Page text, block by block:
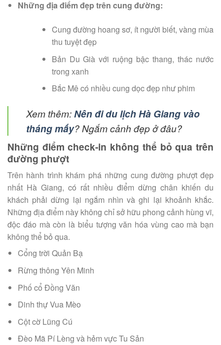
Những địa điểm đẹp trên cung đường:
Cung đường hoang sơ, ít người biết, vàng mùa
thu tuyệt đẹp
Bản Du Già với ruộng bậc thang, thác nước
trong xanh
Bắc Mê có nhiều cung dọc đẹp như phim
Xem thêm:Nên đi du lịch Hà Giang vào
tháng mấy? Ngắm cảnh đẹp ở đâu?
Những điểm check-in không thể bỏ qua trên
đường phượt
Trên hành trình khám phá những cung đường phượt đẹp
nhất Hà Giang, có rất nhiều điểm dừng chân khiến du
khách phải dừng lại ngắm nhìn và ghi lại khoảnh khắc.
Những địa điểm này không chỉ sở hữu phong cảnh hùng vĩ,
độc đáo mà còn là biểu tượng văn hóa vùng cao mà bạn
không thể bỏ qua.
Cổng trời Quản Bạ
Rừng thông Yên Minh
Phố cổ Đồng Văn
Dinh thự Vua Mèo
Cột cờ Lũng Cú
Đèo Mã Pí Lèng và hẻm vực Tu Sản